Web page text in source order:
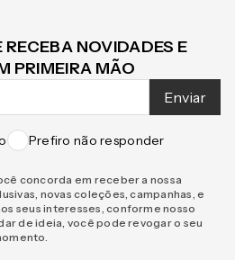
RECEBA NOVIDADES E
PRIMEIRA MÃO
Enviar
Prefiro não responder
concorda em receber a nossa
novas coleções, campanhas, e
seus interesses, conforme nosso
de ideia, você pode revogar o seu